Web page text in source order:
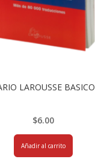
LAROUSSE
$6.00
Añadir al carrito